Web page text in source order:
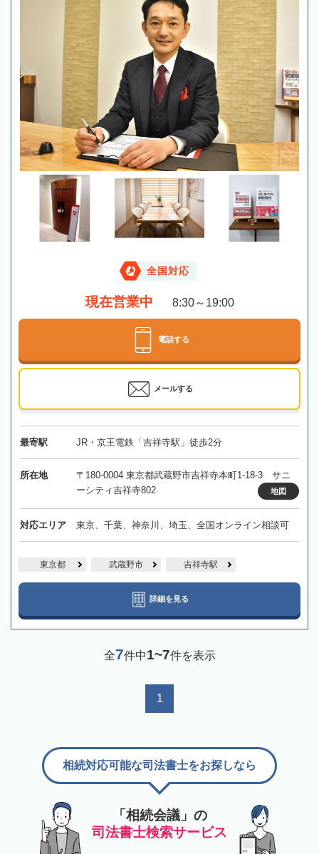
全国対応
現在営業中 8:30～19:00
電話する
メールする
最寄駅 JR・京王電鉄「吉祥寺駅」徒歩2分
所在地
〒180-0004 東京都武蔵野市吉祥寺本町1-18-3 サニ
ーシティ吉祥寺802
地図
対応エリア 東京、千葉、神奈川、埼玉、全国オンライン相談可
東京都 武蔵野市 吉祥寺駅
詳細を見る
全7件中1~7件を表示
1
「相続会議」の
司法書士検索サービス
相続対応可能な司法書士をお探しなら